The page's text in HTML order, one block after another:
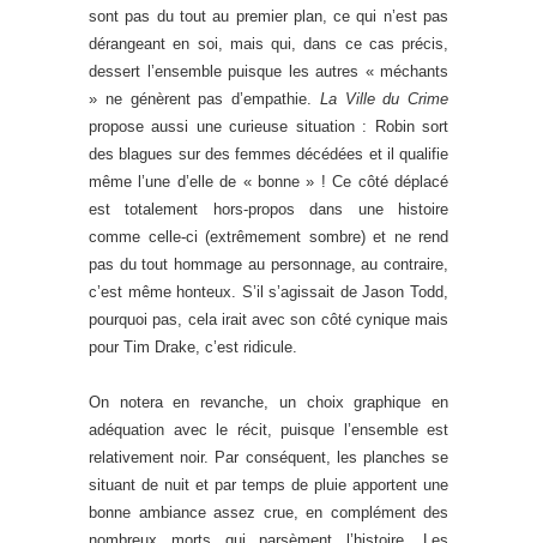
sont pas du tout au premier plan, ce qui n’est pas
dérangeant en soi, mais qui, dans ce cas précis,
dessert l’ensemble puisque les autres « méchants
» ne génèrent pas d’empathie. La Ville du Crime
propose aussi une curieuse situation : Robin sort
des blagues sur des femmes décédées et il qualifie
même l’une d’elle de « bonne » ! Ce côté déplacé
est totalement hors-propos dans une histoire
comme celle-ci (extrêmement sombre) et ne rend
pas du tout hommage au personnage, au contraire,
c’est même honteux. S’il s’agissait de Jason Todd,
pourquoi pas, cela irait avec son côté cynique mais
pour Tim Drake, c’est ridicule.
On notera en revanche, un choix graphique en
adéquation avec le récit, puisque l’ensemble est
relativement noir. Par conséquent, les planches se
situant de nuit et par temps de pluie apportent une
bonne ambiance assez crue, en complément des